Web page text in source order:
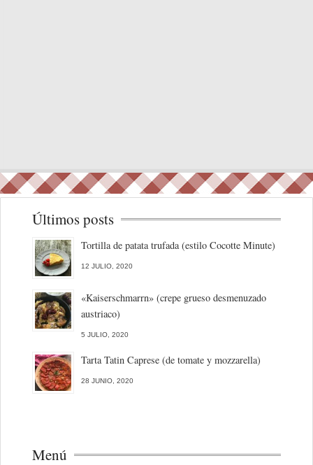
Últimos posts
Tortilla de patata trufada (estilo Cocotte Minute)
12 JULIO, 2020
«Kaiserschmarrn» (crepe grueso desmenuzado
austriaco)
5 JULIO, 2020
Tarta Tatin Caprese (de tomate y mozzarella)
28 JUNIO, 2020
Menú